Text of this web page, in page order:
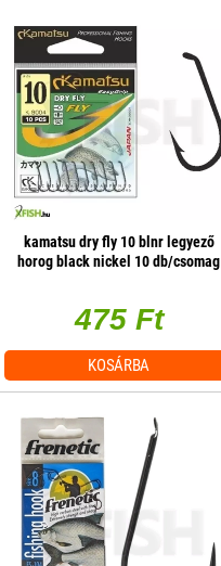
kamatsu dry fly 10 blnr legyező
horog black nickel 10 db/csomag
475 Ft
KOSÁRBA